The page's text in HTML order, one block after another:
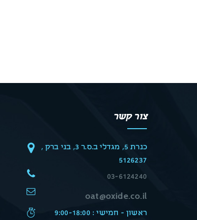
צור קשר
כנרת 5, מגדלי ב.ס.ר 3, בני ברק ,
5126237
03-6124240
oat@oxide.co.il
ראשון - חמישי : 9:00-18:00